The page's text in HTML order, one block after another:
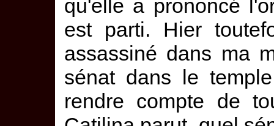
qu'elle a prononcé
est parti. Hier
assassiné dans ma
sénat dans le
rendre compte de